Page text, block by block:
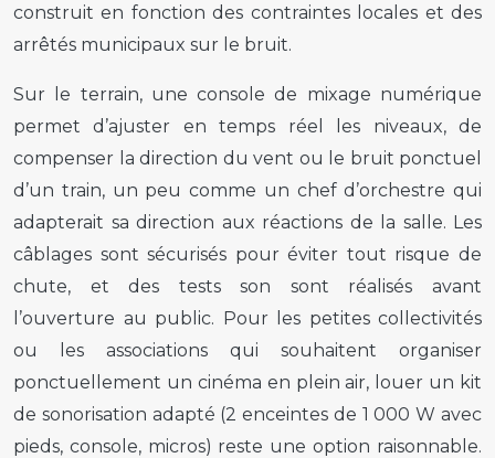
construit en fonction des contraintes locales et des
arrêtés municipaux sur le bruit.
Sur le terrain, une console de mixage numérique
permet d’ajuster en temps réel les niveaux, de
compenser la direction du vent ou le bruit ponctuel
d’un train, un peu comme un chef d’orchestre qui
adapterait sa direction aux réactions de la salle. Les
câblages sont sécurisés pour éviter tout risque de
chute, et des tests son sont réalisés avant
l’ouverture au public. Pour les petites collectivités
ou les associations qui souhaitent organiser
ponctuellement un cinéma en plein air, louer un kit
de sonorisation adapté (2 enceintes de 1 000 W avec
pieds, console, micros) reste une option raisonnable.